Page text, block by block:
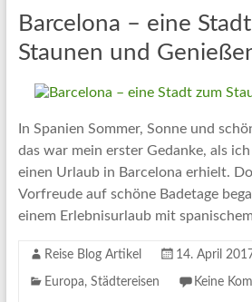
Barcelona – eine
Staunen und
In Spanien Sommer, Sonne und
das war mein erster Gedanke, als
einen Urlaub in Barcelona erhielt.
Vorfreude auf schöne Badetage
einem Erlebnisurlaub mit
Reise Blog Artikel 14. April
Europa, Städtereisen Keine